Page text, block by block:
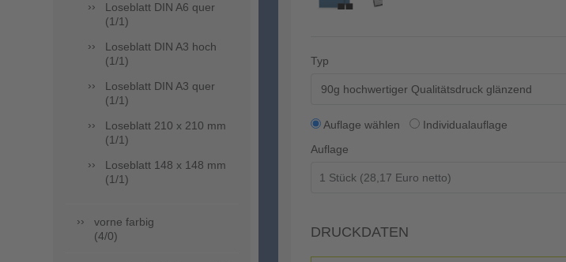
Loseblatt DIN A6 quer
(1/1)
Loseblatt DIN A3 hoch
(1/1)
Loseblatt DIN A3 quer
(1/1)
Loseblatt 210 x 210 mm
(1/1)
Loseblatt 148 x 148 mm
(1/1)
vorne farbig
(4/0)
Typ
90g hochwertiger Qualitätsdruck glänzend
Auflage wählen
Individualauflage
Auflage
DRUCKDATEN